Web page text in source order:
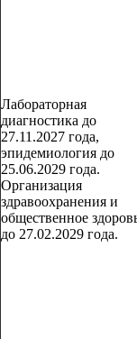
Лабораторная
диагностика до
27.11.2027 года,
эпидемиология до
25.06.2029 года.
Организация
здравоохранения и
общественное
до 27.02.2029 года.